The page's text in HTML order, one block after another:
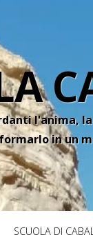
l'anima,
in un
SCUOLA DI